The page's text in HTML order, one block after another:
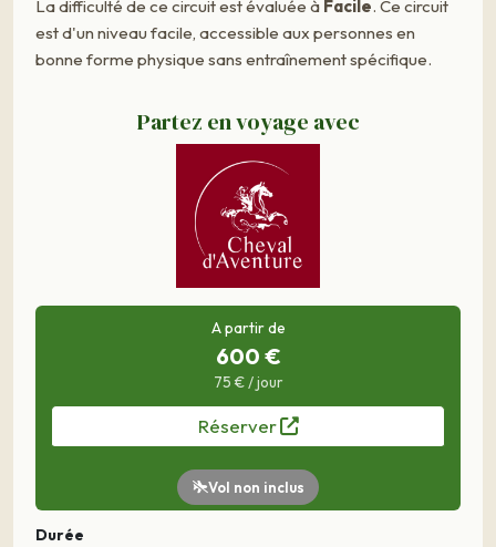
La difficulté de ce circuit est évaluée à Facile. Ce circuit
est d'un niveau facile, accessible aux personnes en
bonne forme physique sans entraînement spécifique.
Partez en voyage avec
A partir de
600 €
75 € / jour
Réserver
Vol non inclus
Durée